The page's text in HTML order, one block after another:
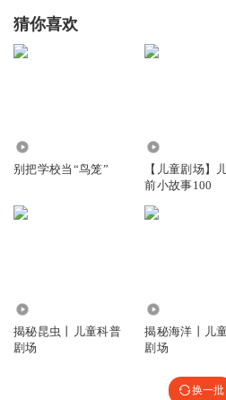
猜你喜欢
别把学校当“鸟笼”
【儿童剧场】
前小故事100
揭秘昆虫丨儿童科普
剧场
揭秘海洋丨儿
剧场
换一批